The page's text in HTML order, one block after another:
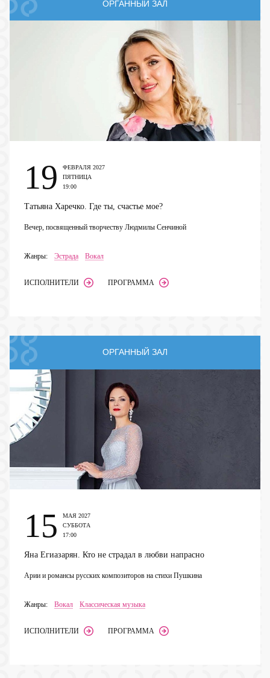
ОРГАННЫЙ ЗАЛ
19
ФЕВРАЛЯ 2027
ПЯТНИЦА
19:00
Татьяна Харечко. Где ты, счастье мое?
Вечер, посвященный творчеству Людмилы Сенчиной
Жанры: Эстрада Вокал
ИСПОЛНИТЕЛИ ПРОГРАММА
ОРГАННЫЙ ЗАЛ
15
МАЯ 2027
СУББОТА
17:00
Яна Егиазарян. Кто не страдал в любви напрасно
Арии и романсы русских композиторов на стихи Пушкина
Жанры: Вокал Классическая музыка
ИСПОЛНИТЕЛИ ПРОГРАММА